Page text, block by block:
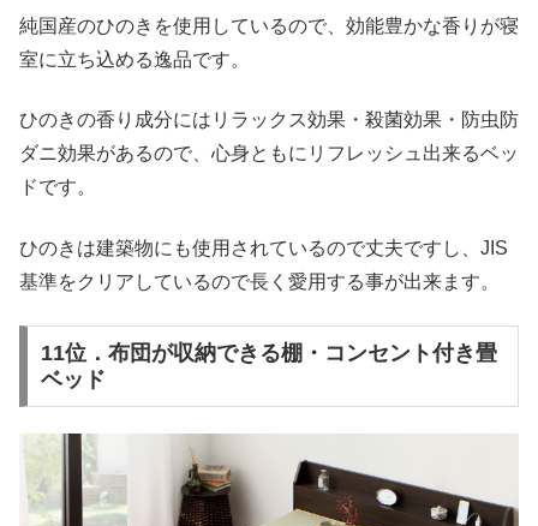
純国産のひのきを使用しているので、効能豊かな香りが寝
室に立ち込める逸品です。
ひのきの香り成分にはリラックス効果・殺菌効果・防虫防
ダニ効果があるので、心身ともにリフレッシュ出来るベッ
ドです。
ひのきは建築物にも使用されているので丈夫ですし、JIS
基準をクリアしているので長く愛用する事が出来ます。
11位．布団が収納できる棚・コンセント付き畳
ベッド